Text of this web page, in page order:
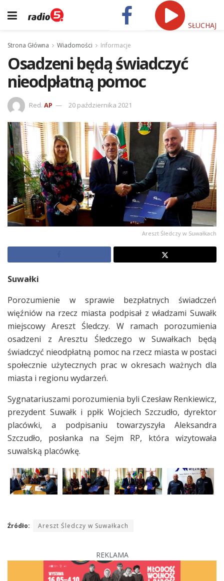
SŁUCHAJ
Strona Główna Wiadomości Informacje
Osadzeni będą świadczyć
nieodpłatną pomoc
Red. AP 20 października 2021
Areszt Śledczy w Suwałkach
Suwałki
Porozumienie w sprawie bezpłatnych świadczeń
więźniów na rzecz miasta podpisał z władzami Suwałk
miejscowy Areszt Śledczy. W ramach porozumienia
osadzeni z Aresztu Śledczego w Suwałkach będą
świadczyć nieodpłatną pomoc na rzecz miasta w postaci
społecznie użytecznych prac w okresach ważnych dla
miasta i regionu wydarzeń.
Sygnatariuszami porozumienia byli Czesław Renkiewicz,
prezydent Suwałk i ppłk Wojciech Szczudło, dyrektor
placówki, a podpisaniu towarzyszyła Aleksandra
Szczudło, posłanka na Sejm RP, która wizytowała
suwalską placówkę.
Źródło: Areszt Śledczy w Suwałkach
REKLAMA